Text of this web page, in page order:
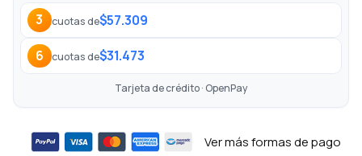
3 cuotas de$57.309
6 cuotas de$31.473
Tarjeta de crédito · OpenPay
Ver más formas de pago